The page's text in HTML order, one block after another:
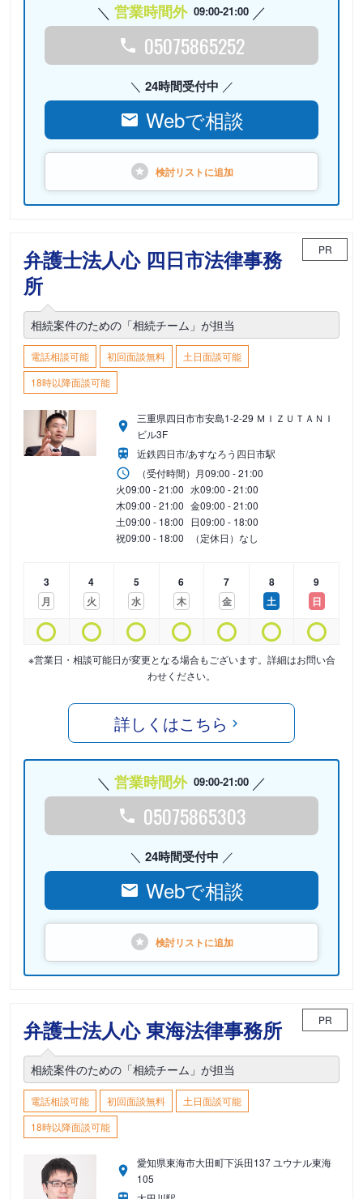
営業時間外 09:00-21:00
05075865252
24時間受付中
Webで相談
検討リストに追加
弁護士法人心 四日市法律事務
所
PR
相続案件のための「相続チーム」が担当
電話相談可能 初回面談無料
土日面談可能
18時以降面談可能
三重県四日市市安島1-2-29 ＭＩＺＵＴＡＮＩ
ビル3F
近鉄四日市/あすなろう四日市駅
（受付時間） 月09:00 - 21:00
火09:00 - 21:00 水09:00 - 21:00
木09:00 - 21:00 金09:00 - 21:00
土09:00 - 18:00 日09:00 - 18:00
祝09:00 - 18:00 （定休日）なし
3
月
4
火
5
水
6
木
7
金
8
土
9
日
※営業日・相談可能日が変更となる場合もございます。詳細はお問い合
わせください。
詳しくはこちら
営業時間外 09:00-21:00
05075865303
24時間受付中
Webで相談
検討リストに追加
弁護士法人心 東海法律事務所 PR
相続案件のための「相続チーム」が担当
電話相談可能 初回面談無料
土日面談可能
18時以降面談可能
愛知県東海市大田町下浜田137 ユウナル東海
105